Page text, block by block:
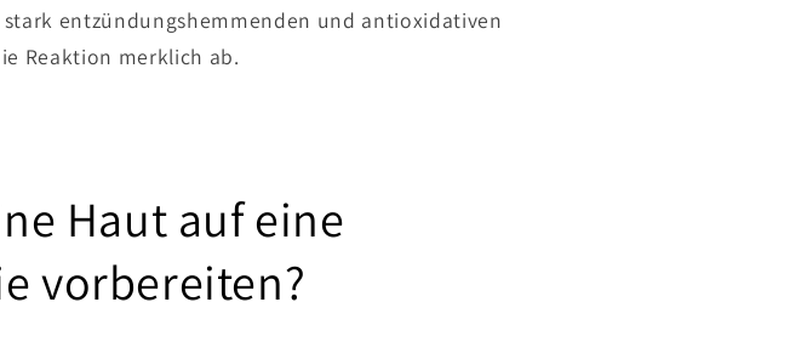
entzündungshemmenden und antioxidativen
Reaktion merklich ab.
Haut auf eine
vorbereiten?